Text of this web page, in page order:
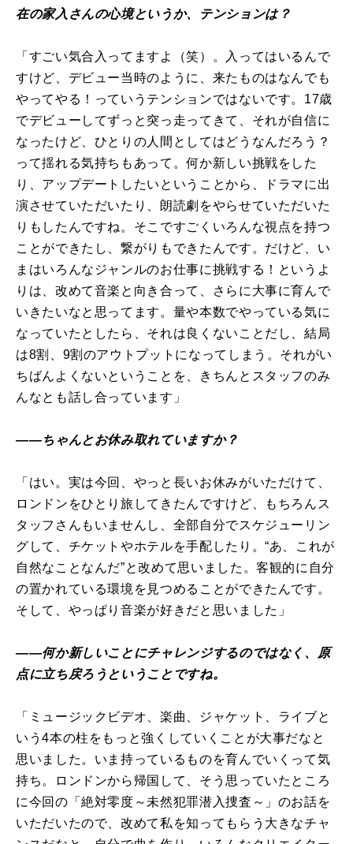
在の家入さんの心境というか、テンションは？
「すごい気合入ってますよ（笑）。入ってはいるんで
すけど、デビュー当時のように、来たものはなんでも
やってやる！っていうテンションではないです。17歳
でデビューしてずっと突っ走ってきて、それが自信に
なったけど、ひとりの人間としてはどうなんだろう？
って揺れる気持ちもあって。何か新しい挑戦をした
り、アップデートしたいということから、ドラマに出
演させていただいたり、朗読劇をやらせていただいた
りもしたんですね。そこですごくいろんな視点を持つ
ことができたし、繋がりもできたんです。だけど、い
まはいろんなジャンルのお仕事に挑戦する！というよ
りは、改めて音楽と向き合って、さらに大事に育んで
いきたいなと思ってます。量や本数でやっている気に
なっていたとしたら、それは良くないことだし、結局
は8割、9割のアウトプットになってしまう。それがい
ちばんよくないということを、きちんとスタッフのみ
んなとも話し合っています」
――ちゃんとお休み取れていますか？
「はい。実は今回、やっと長いお休みがいただけて、
ロンドンをひとり旅してきたんですけど、もちろんス
タッフさんもいませんし、全部自分でスケジューリン
グして、チケットやホテルを手配したり。“あ、これが
自然なことなんだ”と改めて思いました。客観的に自分
の置かれている環境を見つめることができたんです。
そして、やっぱり音楽が好きだと思いました」
――何か新しいことにチャレンジするのではなく、原
点に立ち戻ろうということですね。
「ミュージックビデオ、楽曲、ジャケット、ライブと
いう4本の柱をもっと強くしていくことが大事だなと
思いました。いま持っているものを育んでいくって気
持ち。ロンドンから帰国して、そう思っていたところ
に今回の「絶対零度～未然犯罪潜入捜査～」のお話を
いただいたので、改めて私を知ってもらう大きなチャ